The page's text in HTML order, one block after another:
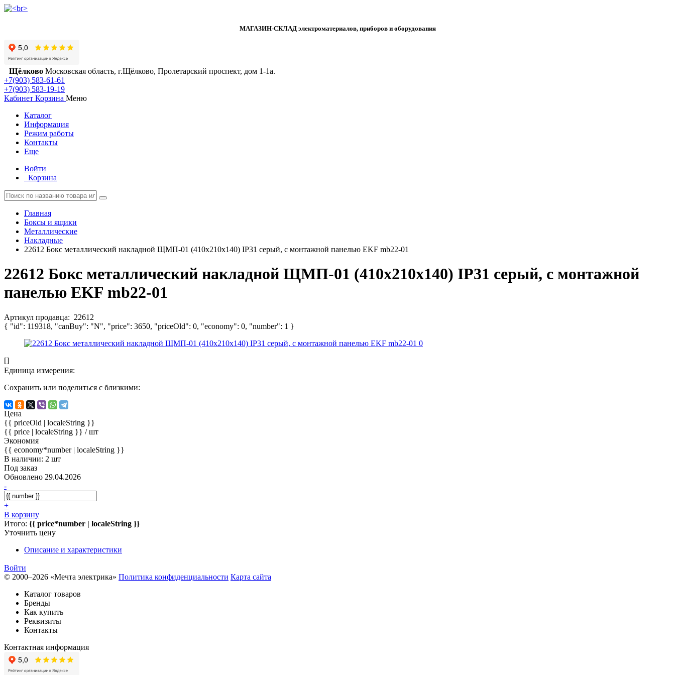
МАГАЗИН-СКЛАД электроматериалов, приборов и оборудования
Щёлково Московская область, г.Щёлково, Пролетарский проспект, дом 1‑1а.
+7(903) 583-61-61
+7(903) 583-19-19
Кабинет Корзина Меню
Каталог
Информация
Режим работы
Контакты
Еще
Войти
Корзина
Главная
Боксы и ящики
Металлические
Накладные
22612 Бокс металлический накладной ЩМП-01 (410x210x140) IP31 серый, с монтажной панелью EKF mb22-01
22612 Бокс металлический накладной ЩМП-01 (410x210x140) IP31 серый, с монтажной
панелью EKF mb22-01
Артикул продавца: 22612
{ "id": 119318, "canBuy": "N", "price": 3650, "priceOld": 0, "economy": 0, "number": 1 }
[]
Единица измерения:
Сохранить или поделиться с близкими:
Цена
{{ priceOld | localeString }}
{{ price | localeString }} / шт
Экономия
{{ economy*number | localeString }}
В наличии: 2 шт
Под заказ
Обновлено 29.04.2026
-
+
В корзину
Итого: {{ price*number | localeString }}
Уточнить цену
Описание и характеристики
Войти
© 2000–2026 «Мечта электрика» Политика конфиденциальности Карта сайта
Каталог товаров
Бренды
Как купить
Реквизиты
Контакты
Контактная информация